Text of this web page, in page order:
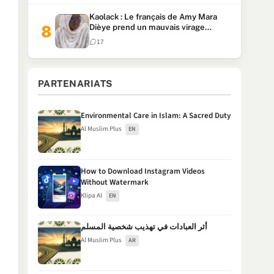
Kaolack : Le français de Amy Mara
Dièye prend un mauvais virage
(Vidéo)
17
PARTENARIATS
Environmental Care in Islam: A Sacred Duty
Al Muslim Plus EN
How to Download Instagram Videos
Without Watermark
Klipa AI EN
أثر العبادات في تهذيب شخصية المسلم
Al Muslim Plus AR